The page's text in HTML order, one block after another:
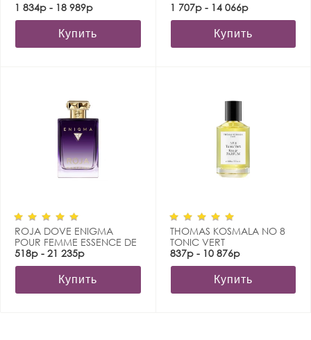
1 834р - 18 989р
Купить
1 707р - 14 066р
Купить
ROJA DOVE ENIGMA
POUR FEMME ESSENCE DE
PARFUM
518р - 21 235р
Купить
THOMAS KOSMALA NO 8
TONIC VERT
837р - 10 876р
Купить